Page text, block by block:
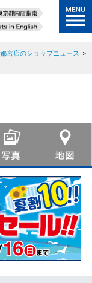
宮店のショップニュース >